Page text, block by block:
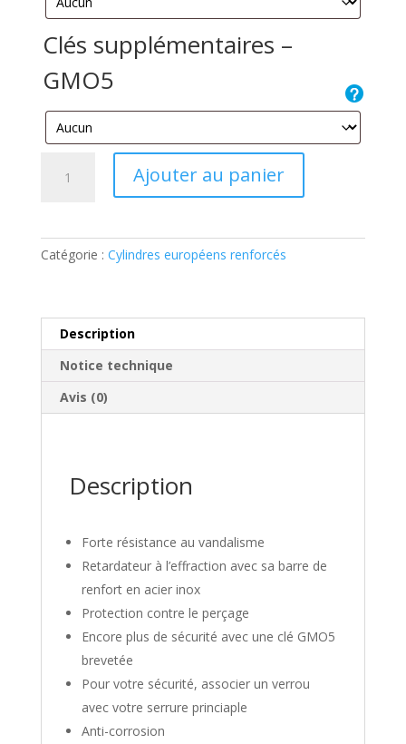
Clés supplémentaires –
GMO5
bouton
Ajouter au panier
Catégorie : Cylindres européens renforcés
Description
Notice technique
Avis (0)
Description
Forte résistance au vandalisme
Retardateur à l’effraction avec sa barre de
renfort en acier inox
Protection contre le perçage
Encore plus de sécurité avec une clé GMO5
brevetée
Pour votre sécurité, associer un verrou
avec votre serrure princiaple
Anti-corrosion